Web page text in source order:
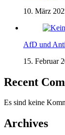
10. März
AfD und
15. Februar
Recent
Es sind keine
Archives